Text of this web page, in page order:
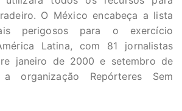
O México encabeça a lista
perigosos para o exercício
Latina, com 81 jornalistas
janeiro de 2000 e setembro de
organização Repórteres Sem